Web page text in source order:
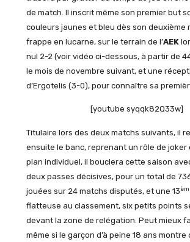
de match. Il inscrit même son premier but
couleurs jaunes et bleu dès son deuxième
frappe en lucarne, sur le terrain de l’AEK
nul 2-2 (voir vidéo ci-dessous, à partir de
le mois de novembre suivant, et une
d’Ergotelis (3-0), pour connaître sa
[youtube syqqk82Q33w]
Titulaire lors des deux matchs suivants, il
ensuite le banc, reprenant un rôle de joker
plan individuel, il bouclera cette saison
deux passes décisives, pour un total de
jouées sur 24 matchs disputés, et une 13
flatteuse au classement, six petits points
devant la zone de relégation. Peut mieux
même si le garçon d’à peine 18 ans